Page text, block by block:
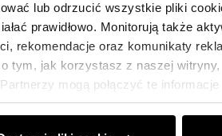
lub odrzucić wszystkie pliki
prawidłowo. Monitorują także
rekomendacje oraz komunikaty
tym, jak korzystasz z naszej
mogą połączyć te
usług.